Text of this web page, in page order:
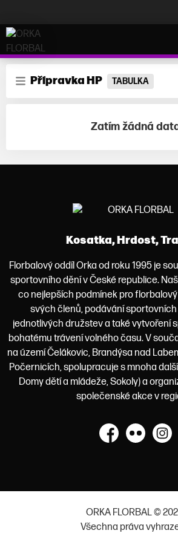
ORKA FLORBAL
Přípravka HP TABULKA
Zatím žádná
Kosatka, Hrdost,
Florbalový oddíl Orka od roku 1995 je
sportovního dění v České republice.
co nejlepších podmínek pro
svých členů, podávání
jednotlivých družstev a také vytvoření
bohatému trávení volného času. V
na území Čelákovic, Brandýsa nad
Počernicích, spolupracuje s mnoha
Domy dětí a mládeže, Sokoly) a
společenské akce v
Facebook
Flickr
ORKA FLORBAL ©
Všechna práva